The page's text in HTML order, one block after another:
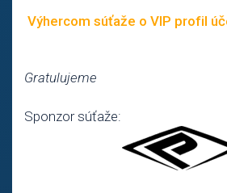
Výhercom súťaže o VIP profil
Gratulujeme
Sponzor súťaže: